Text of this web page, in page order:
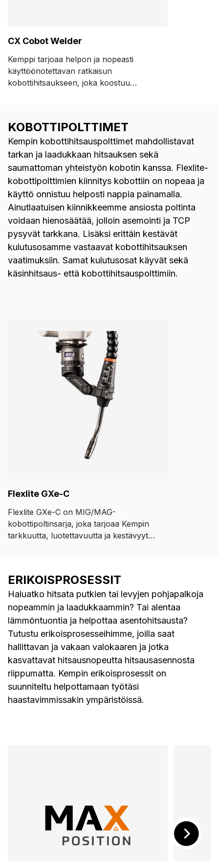
CX Cobot Welder
Kemppi tarjoaa helpon ja nopeasti
käyttöönotettavan ratkaisun
kobottihitsaukseen, joka koostuu
hitsauspolttimen), kompaktista Digital
Connectivity Module (DCM) -
moduulista, GX/GF-poltinkiinnikkeestä
ja Kemppi Cobotics -
mobiilisovelluksesta.
KOBOTTIPOLTTIMET
Kempin kobottihitsauspolttimet mahdollistavat
tarkan ja laadukkaan hitsauksen sekä
saumattoman yhteistyön kobotin kanssa. Flexlite-
kobottipolttimien kiinnitys kobottiin on nopeaa ja
käyttö onnistuu helposti nappia painamalla.
Ainutlaatuisen kiinnikkeemme ansiosta poltinta
voidaan hienosäätää, jolloin asemointi ja TCP
pysyvät tarkkana. Lisäksi erittäin kestävät
kulutusosamme vastaavat kobottihitsauksen
vaatimuksiin. Samat kulutusosat käyvät sekä
käsinhitsaus- että kobottihitsauspolttimiin.
Flexlite GXe-C
Flexlite GXe-C on MIG/MAG-
kobottipoltinsarja, joka tarjoaa Kempin
tarkkuutta, luotettavuutta ja kestävyyttä
Poltin on nopea integroida ja helppo
käyttää painikkeiden avulla.
ERIKOISPROSESSIT
Haluatko hitsata putkien tai levyjen pohjapalkoja
nopeammin ja laadukkaammin? Tai alentaa
lämmöntuontia ja helpottaa asentohitsausta?
Tutustu erikoisprosesseihimme, joilla saat
hallittavan ja vakaan valokaaren ja jotka
kasvattavat hitsausnopeutta hitsausasennosta
riippumatta. Kempin erikoisprosessit on
suunniteltu helpottamaan työtäsi
haastavimmissakin ympäristöissä.